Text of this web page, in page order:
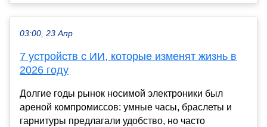
03:00, 23 Апр
7 устройств с ИИ, которые изменят жизнь в
2026 году
Долгие годы рынок носимой электроники был
ареной компромиссов: умные часы, браслеты и
гарнитуры предлагали удобство, но часто